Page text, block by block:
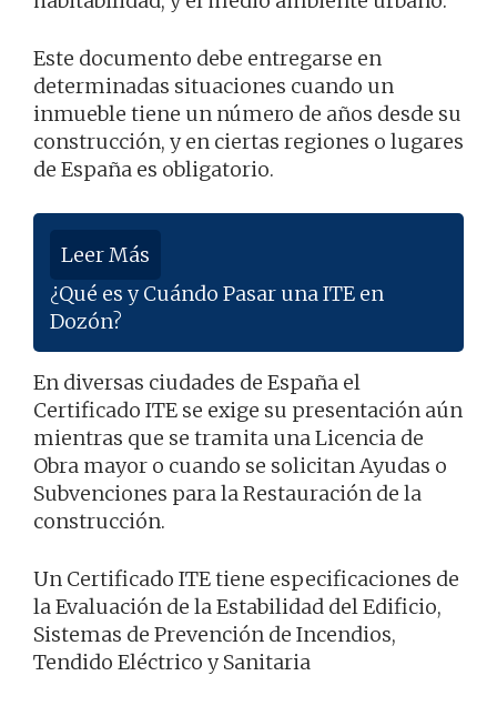
Este documento debe entregarse en
determinadas situaciones cuando un
inmueble tiene un número de años desde su
construcción, y en ciertas regiones o lugares
de España es obligatorio.
Leer Más
¿Qué es y Cuándo Pasar una ITE en
Dozón?
En diversas ciudades de España el
Certificado ITE se exige su presentación aún
mientras que se tramita una Licencia de
Obra mayor o cuando se solicitan Ayudas o
Subvenciones para la Restauración de la
construcción.
Un Certificado ITE tiene especificaciones de
la Evaluación de la Estabilidad del Edificio,
Sistemas de Prevención de Incendios,
Tendido Eléctrico y Sanitaria